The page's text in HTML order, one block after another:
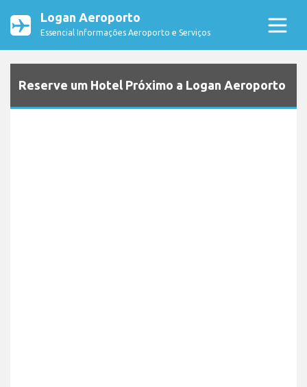
Logan Aeroporto
Essencial Informações Aeroporto e Serviços
Reserve um Hotel Próximo a Logan Aeroporto